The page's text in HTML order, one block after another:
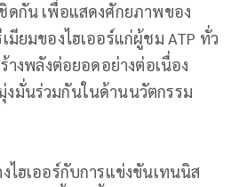
ดกัน เพื่อแสดงศักยภาพของ
มียมของไฮเออร์แก่ผู้ชม ATP ทั่ว
างพลังต่อยอดอย่างต่อเนื่อง
มั่นร่วมกันในด้านนวัตกรรม
ไฮเออร์กับการแข่งขันเทนนิส